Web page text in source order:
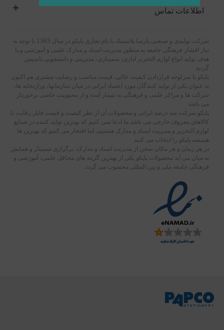
اطلاعات تماس
شرکت تولیدی و صنعتی پارسا پلاستیک با نام تجاری پاپکو در سال 1363 با توجه به
نیاز اقشار فرهنگی جامعه به منظور مدیریت اسناد و مدارک علمی و آموزشی و با
هدف تولید انواع لوازم التحریر اداری، سمیناری، مدیریتی و دانشجویی تاسیس
گردید
پاپکو با سرلوحه قراردادن کیفیت عالی، قیمت مناسب و رضایت مشتری هم اکنون
به عنوان یکی از تولید کنندگان مورد اعتماد ایرانی در میان سازمانها، وزارتخانه ها،
شرکت ها و مراکز علمی و فرهنگی به شمار آمده و از محبوبیت خاصی برخوردار
می باشد
پاپکو شرکت صد درصد ایرانی و محصولات آن از نظر کیفیت و قیمت قابل رقابت با
کالاهای معروف خارجی می باشد.ما ادعا نمی کنیم که بهترین تولید کننده در صنایع
لوازم التحریر و مدیریت اسناد و مدارک هستیم، اما افتخار می کنیم که بهترین ها
همیشه پاپکو را انتخاب می کنند
در هر زمان و هر مکان سخن از مدیریت اسناد و مدارک، برگزاری سمینار و همایش
به میان می آید محصولات پاپکو یکی از بهترین گزینه های محافل علمی، آموزشی و
فرهنگی جامعه ملی و بین المللی محسوب می گردد